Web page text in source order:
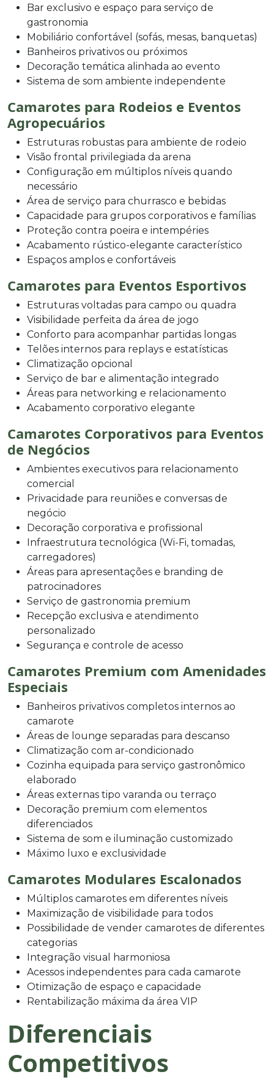
Bar exclusivo e espaço para serviço de
gastronomia
Mobiliário confortável (sofás, mesas, banquetas)
Banheiros privativos ou próximos
Decoração temática alinhada ao evento
Sistema de som ambiente independente
Camarotes para Rodeios e Eventos
Agropecuários
Estruturas robustas para ambiente de rodeio
Visão frontal privilegiada da arena
Configuração em múltiplos níveis quando
necessário
Área de serviço para churrasco e bebidas
Capacidade para grupos corporativos e famílias
Proteção contra poeira e intempéries
Acabamento rústico-elegante característico
Espaços amplos e confortáveis
Camarotes para Eventos Esportivos
Estruturas voltadas para campo ou quadra
Visibilidade perfeita da área de jogo
Conforto para acompanhar partidas longas
Telões internos para replays e estatísticas
Climatização opcional
Serviço de bar e alimentação integrado
Áreas para networking e relacionamento
Acabamento corporativo elegante
Camarotes Corporativos para Eventos
de Negócios
Ambientes executivos para relacionamento
comercial
Privacidade para reuniões e conversas de
negócio
Decoração corporativa e profissional
Infraestrutura tecnológica (Wi-Fi, tomadas,
carregadores)
Áreas para apresentações e branding de
patrocinadores
Serviço de gastronomia premium
Recepção exclusiva e atendimento
personalizado
Segurança e controle de acesso
Camarotes Premium com Amenidades
Especiais
Banheiros privativos completos internos ao
camarote
Áreas de lounge separadas para descanso
Climatização com ar-condicionado
Cozinha equipada para serviço gastronômico
elaborado
Áreas externas tipo varanda ou terraço
Decoração premium com elementos
diferenciados
Sistema de som e iluminação customizado
Máximo luxo e exclusividade
Camarotes Modulares Escalonados
Múltiplos camarotes em diferentes níveis
Maximização de visibilidade para todos
Possibilidade de vender camarotes de diferentes
categorias
Integração visual harmoniosa
Acessos independentes para cada camarote
Otimização de espaço e capacidade
Rentabilização máxima da área VIP
Diferenciais
Competitivos